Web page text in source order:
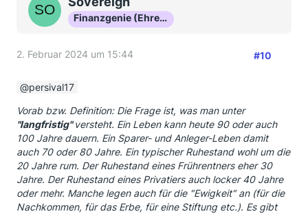
Finanzgenie (Ehrenmitglied)
2. Februar 2024 um 15:44 #10
persival17
Vorab bzw. Definition: Die Frage ist, was man unter
"langfristig"versteht. Ein Leben kann heute 90 oder auch
100 Jahre dauern. Ein Sparer- und Anleger-Leben damit
auch 70 oder 80 Jahre. Ein typischer Ruhestand wohl um die
20 Jahre rum. Der Ruhestand eines Frührentners eher 30
Jahre. Der Ruhestand eines Privatiers auch locker 40 Jahre
oder mehr. Manche legen auch für die "Ewigkeit" an (für die
Nachkommen, für das Erbe, für eine Stiftung etc.). Es gibt